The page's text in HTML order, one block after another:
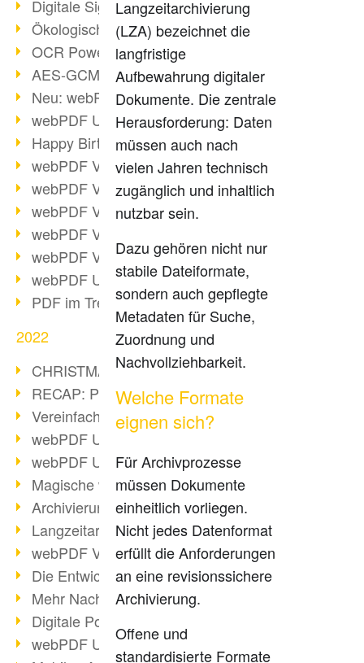
Digitale Signaturen
Ökologischen Abdruck reduzieren
OCR Power für Profis
AES-GCM-Unterstützung (PDF 2.0)
Neu: webPDF Developer Hub
webPDF Update 9.0.0.2898
Happy Birthday, PDF!
webPDF Video-Session 4
webPDF Video-Session 3
webPDF Video-Session 2
webPDF Video-Session 1
webPDF Video-Session Termine
webPDF Update 9.0.0.2843
PDF im Trend
2022
CHRISTMAS 2022 loading
RECAP: PDF Days Europe 2022
Vereinfachung Personalprozesse
webPDF Update 8.0.0.2727
webPDF Update 9.0.0.2732
Magische webPDF Version 9
Archivierung: Aufbewahrungsfristen
Langzeitarchivierung mit PDF/A
webPDF Video - Behind the Scenes
Die Entwicklung von PDF/X
Mehr Nachhaltigkeit durch PDF
Digitale Post als PDF/A
webPDF Update 8.0.0.2531
Langzeitarchivierung
(LZA) bezeichnet die
langfristige
Aufbewahrung digitaler
Dokumente. Die zentrale
Herausforderung: Daten
müssen auch nach
vielen Jahren technisch
zugänglich und inhaltlich
nutzbar sein.
Dazu gehören nicht nur
stabile Dateiformate,
sondern auch gepflegte
Metadaten für Suche,
Zuordnung und
Nachvollziehbarkeit.
Welche Formate
eignen sich?
Für Archivprozesse
müssen Dokumente
einheitlich vorliegen.
Nicht jedes Datenformat
erfüllt die Anforderungen
an eine revisionssichere
Archivierung.
Offene und
standardisierte Formate